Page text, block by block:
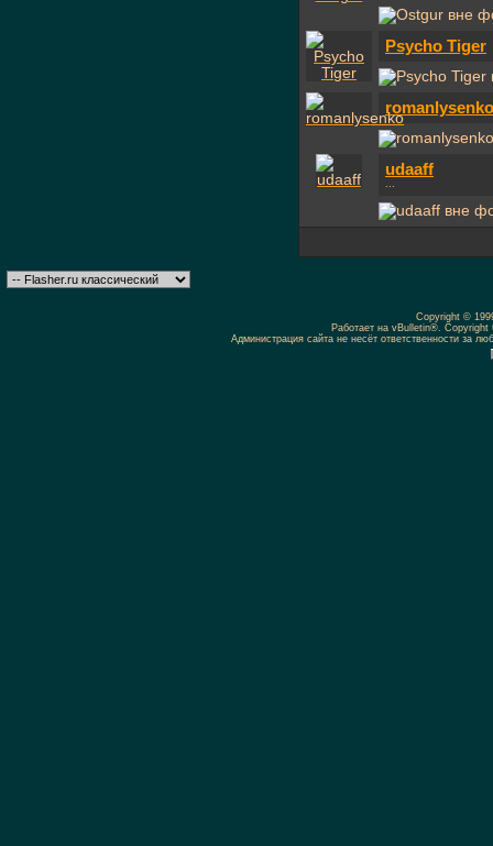
Psycho Tiger
romanlysenko
udaaff
Copyright ©
Работает на vBulletin®.
Администрация сайта не несёт ответственности за